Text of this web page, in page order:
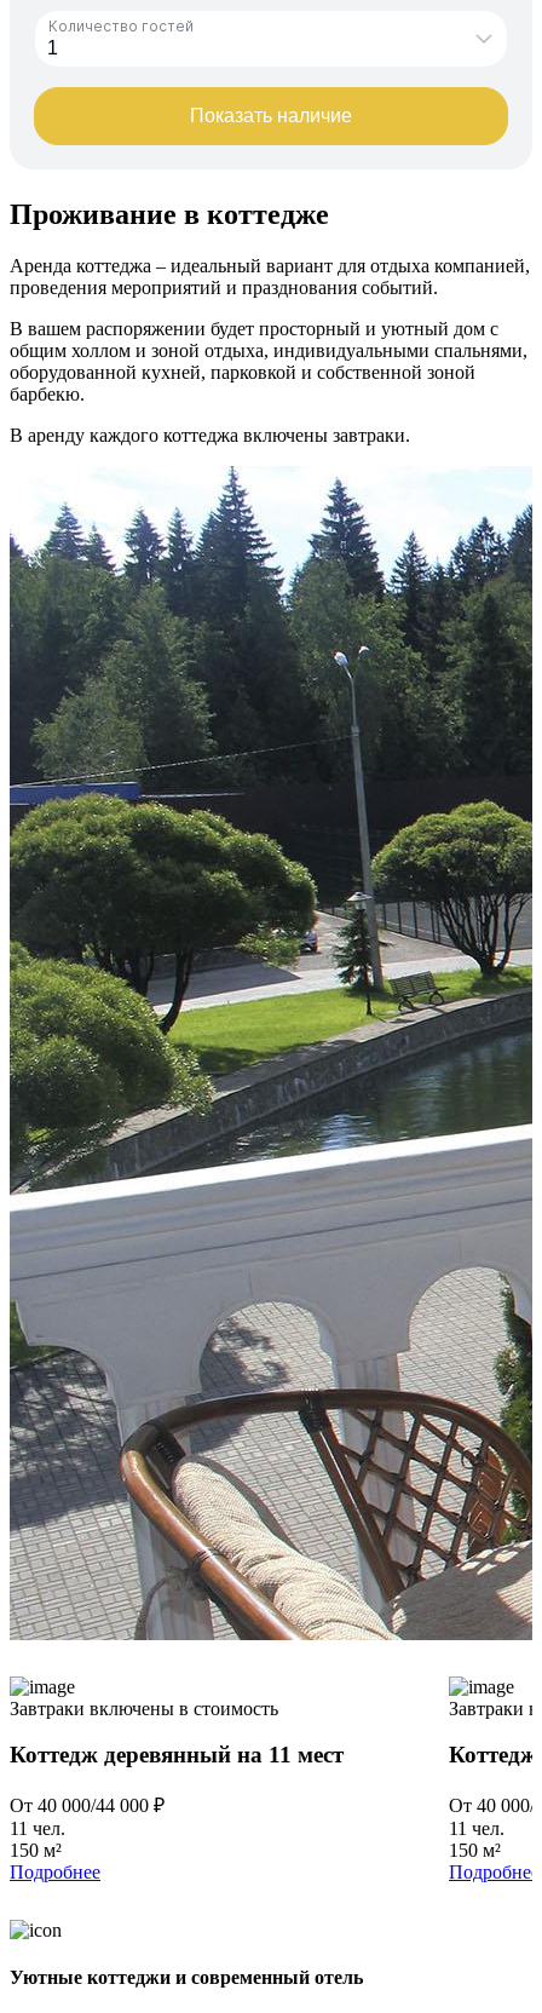
Проживание в коттедже
Аренда коттеджа – идеальный вариант для отдыха компанией,
проведения мероприятий и празднования событий.
В вашем распоряжении будет просторный и уютный дом с
общим холлом и зоной отдыха, индивидуальными спальнями,
оборудованной кухней, парковкой и собственной зоной
барбекю.
В аренду каждого коттеджа включены завтраки.
Завтраки включены в стоимость
Коттедж деревянный на 11 мест
От 40 000/44 000 ₽
11 чел.
150 м²
Подробнее
Завтраки
От 40 000/
11 чел.
150 м²
Подробнее
Уютные коттеджи и современный отель